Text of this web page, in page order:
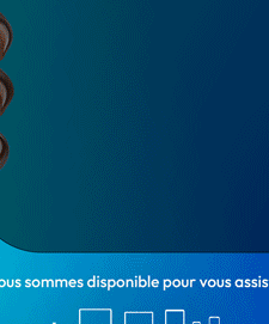
d’installations
incommodes,
sont une source
causant de sérieuses
2021, pour